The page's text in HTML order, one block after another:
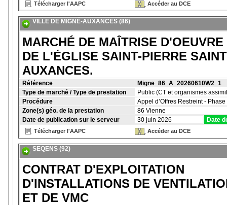
Télécharger l'AAPC Accéder au DCE
VILLE DE MIGNÉ-AUXANCES (86)
MARCHÉ DE MAÎTRISE
DE L'ÉGLISE SAINT-PIERRE
AUXANCES.
Référence
Migne_86_A_20260610W2_1
Type de marché / Type de prestation
Public (CT et organismes
Procédure
Appel d’Offres Restreint -
Zone(s) géo. de la prestation
86 Vienne
Date de publication sur le serveur
30 juin 2026 Date
Télécharger l'AAPC Accéder au DCE
SEQENS (92)
CONTRAT D'EXPLOITATION
D'INSTALLATIONS ‎DE
ET DE VMC